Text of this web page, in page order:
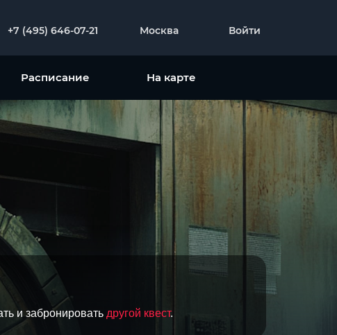
+7 (495) 646-07-21 Москва Войти
Расписание На карте
и забронировать другой квест.